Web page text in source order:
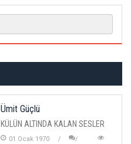
Ümit Güçlü
KÜLÜN ALTINDA KALAN SESLER
01 Ocak 1970